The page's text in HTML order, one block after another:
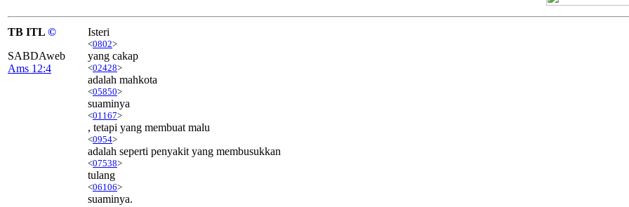
TB ITL ©
SABDAweb
Ams 12:4
Isteri
<0802>
yang cakap
<02428>
adalah mahkota
<05850>
suaminya
<01167>
, tetapi yang membuat malu
<0954>
adalah seperti penyakit yang membusukkan
<07538>
tulang
<06106>
suaminya.